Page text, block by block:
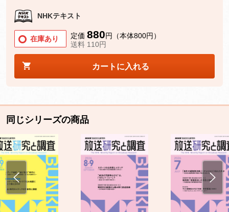
NHKテキスト
在庫あり 定価 880円（本体800円）
送料 110円
カートに入れる
同じシリーズの商品